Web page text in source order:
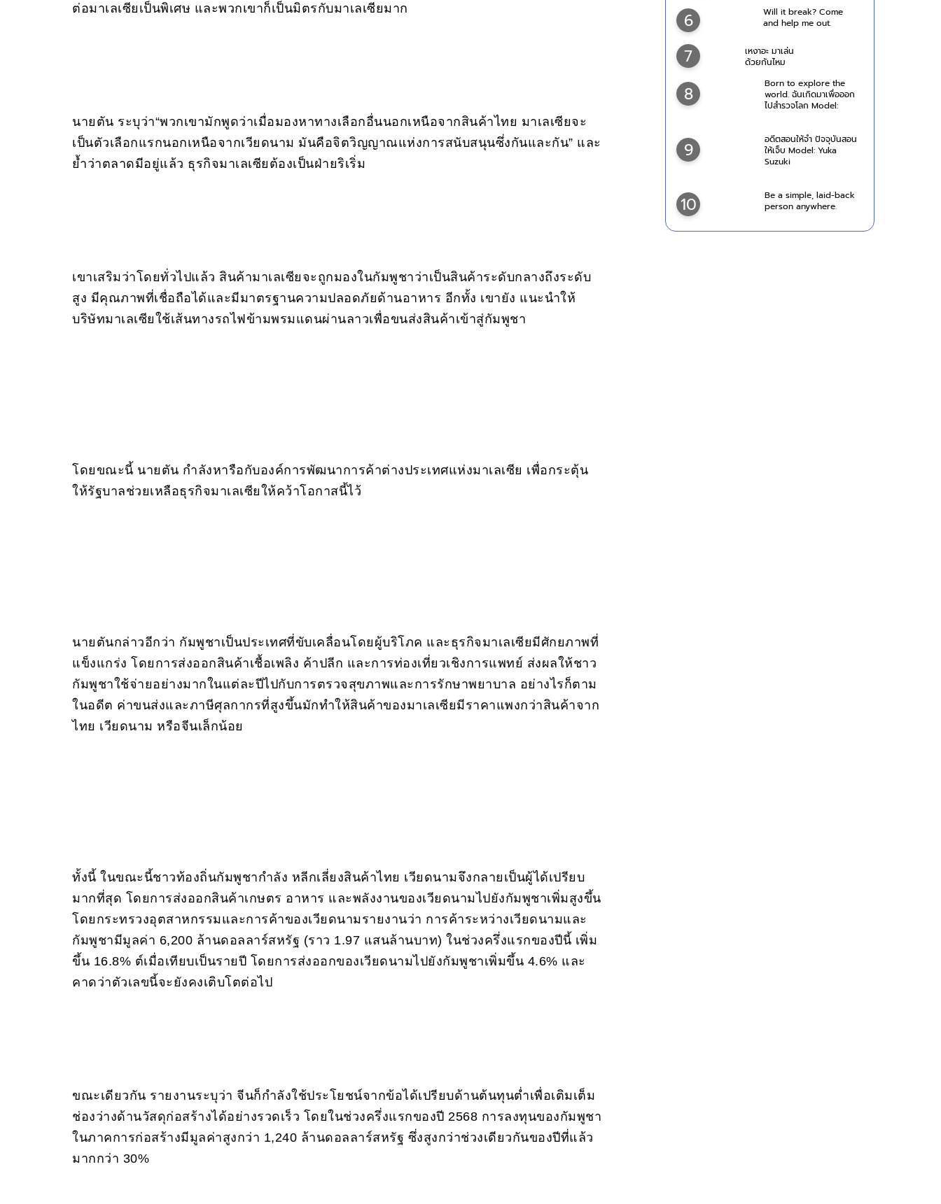
ต่อมาเลเซียเป็นพิเศษ และพวกเขาก็เป็นมิตรกับมาเลเซียมาก
นายตัน ระบุว่า“พวกเขามักพูดว่าเมื่อมองหาทางเลือกอื่นนอกเหนือจากสินค้าไทย มาเลเซียจะ
เป็นตัวเลือกแรกนอกเหนือจากเวียดนาม มันคือจิตวิญญาณแห่งการสนับสนุนซึ่งกันและกัน” และ
ย้ำว่าตลาดมีอยู่แล้ว ธุรกิจมาเลเซียต้องเป็นฝ่ายริเริ่ม
เขาเสริมว่าโดยทั่วไปแล้ว สินค้ามาเลเซียจะถูกมองในกัมพูชาว่าเป็นสินค้าระดับกลางถึงระดับ
สูง มีคุณภาพที่เชื่อถือได้และมีมาตรฐานความปลอดภัยด้านอาหาร อีกทั้ง เขายัง แนะนำให้
บริษัทมาเลเซียใช้เส้นทางรถไฟข้ามพรมแดนผ่านลาวเพื่อขนส่งสินค้าเข้าสู่กัมพูชา
โดยขณะนี้ นายตัน กำลังหารือกับองค์การพัฒนาการค้าต่างประเทศแห่งมาเลเซีย เพื่อกระตุ้น
ให้รัฐบาลช่วยเหลือธุรกิจมาเลเซียให้คว้าโอกาสนี้ไว้
นายตันกล่าวอีกว่า กัมพูชาเป็นประเทศที่ขับเคลื่อนโดยผู้บริโภค และธุรกิจมาเลเซียมีศักยภาพที่
แข็งแกร่ง โดยการส่งออกสินค้าเชื้อเพลิง ค้าปลีก และการท่องเที่ยวเชิงการแพทย์ ส่งผลให้ชาว
กัมพูชาใช้จ่ายอย่างมากในแต่ละปีไปกับการตรวจสุขภาพและการรักษาพยาบาล อย่างไรก็ตาม
ในอดีต ค่าขนส่งและภาษีศุลกากรที่สูงขึ้นมักทำให้สินค้าของมาเลเซียมีราคาแพงกว่าสินค้าจาก
ไทย เวียดนาม หรือจีนเล็กน้อย
ทั้งนี้ ในขณะนี้ชาวท้องถิ่นกัมพูชากำลัง หลีกเลี่ยงสินค้าไทย เวียดนามจึงกลายเป็นผู้ได้เปรียบ
มากที่สุด โดยการส่งออกสินค้าเกษตร อาหาร และพลังงานของเวียดนามไปยังกัมพูชาเพิ่มสูงขึ้น
โดยกระทรวงอุตสาหกรรมและการค้าของเวียดนามรายงานว่า การค้าระหว่างเวียดนามและ
กัมพูชามีมูลค่า 6,200 ล้านดอลลาร์สหรัฐ (ราว 1.97 แสนล้านบาท) ในช่วงครึ่งแรกของปีนี้ เพิ่ม
ขึ้น 16.8% ต์เมื่อเทียบเป็นรายปี โดยการส่งออกของเวียดนามไปยังกัมพูชาเพิ่มขึ้น 4.6% และ
คาดว่าตัวเลขนี้จะยังคงเติบโตต่อไป
ขณะเดียวกัน รายงานระบุว่า จีนก็กำลังใช้ประโยชน์จากข้อได้เปรียบด้านต้นทุนต่ำเพื่อเติมเต็ม
ช่องว่างด้านวัสดุก่อสร้างได้อย่างรวดเร็ว โดยในช่วงครึ่งแรกของปี 2568 การลงทุนของกัมพูชา
ในภาคการก่อสร้างมีมูลค่าสูงกว่า 1,240 ล้านดอลลาร์สหรัฐ ซึ่งสูงกว่าช่วงเดียวกันของปีที่แล้ว
มากกว่า 30%
6
Will it break? Come
and help me out.
7
เหงาอะ มาเล่น
ด้วยกันไหม
8
Born to explore the
world. ฉันเกิดมาเพื่อออก
ไปสำรวจโลก Model:
9
อดีตสอนให้จำ ปัจจุบันสอน
ให้เจ็บ Model: Yuka
Suzuki
10
Be a simple, laid-back
person anywhere.